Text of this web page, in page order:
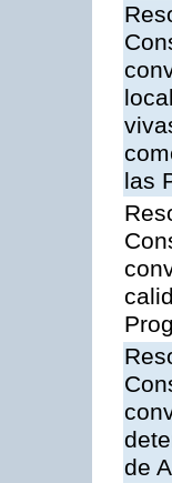
las
de